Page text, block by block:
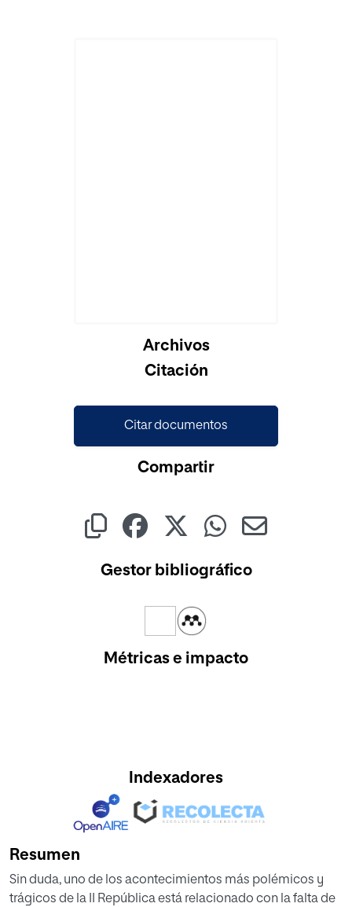
Archivos
Citación
Citar documentos
Compartir
Gestor bibliográfico
Métricas e impacto
Indexadores
Resumen
Sin duda, uno de los acontecimientos más polémicos y
trágicos de la II República está relacionado con la falta de